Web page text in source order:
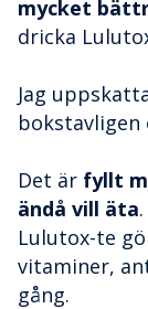
mycket
dricka
Jag
Det är fyllt
ändå vill äta
Lulutox-te
vitaminer,
gång.